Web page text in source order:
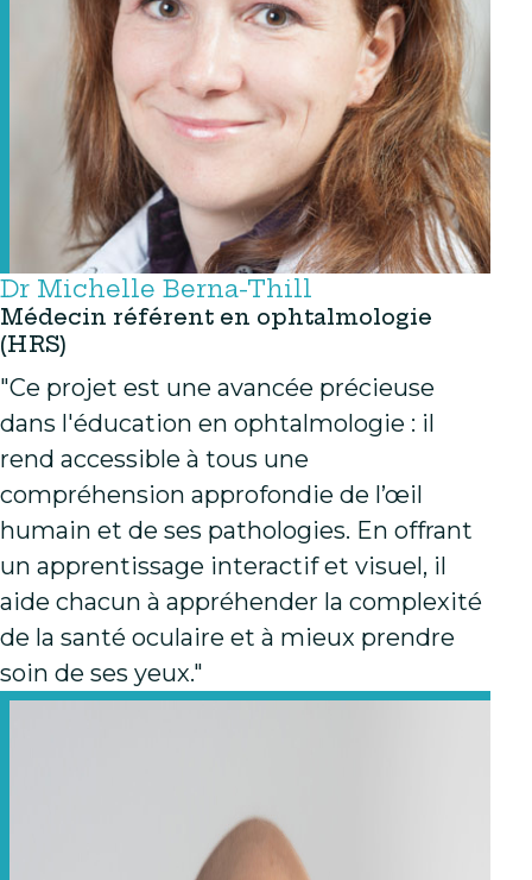
Dr Michelle Berna-Thill
Médecin référent en ophtalmologie
(HRS)
"Ce projet est une avancée précieuse
dans l'éducation en ophtalmologie : il
rend accessible à tous une
compréhension approfondie de l’œil
humain et de ses pathologies. En offrant
un apprentissage interactif et visuel, il
aide chacun à appréhender la complexité
de la santé oculaire et à mieux prendre
soin de ses yeux."